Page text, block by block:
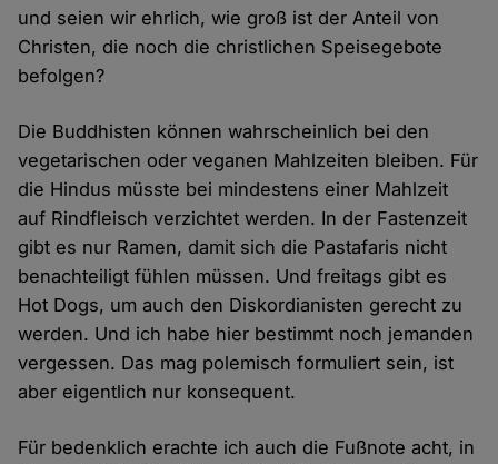
und seien wir ehrlich, wie groß ist der Anteil von
Christen, die noch die christlichen Speisegebote
befolgen?
Die Buddhisten können wahrscheinlich bei den
vegetarischen oder veganen Mahlzeiten bleiben. Für
die Hindus müsste bei mindestens einer Mahlzeit
auf Rindfleisch verzichtet werden. In der Fastenzeit
gibt es nur Ramen, damit sich die Pastafaris nicht
benachteiligt fühlen müssen. Und freitags gibt es
Hot Dogs, um auch den Diskordianisten gerecht zu
werden. Und ich habe hier bestimmt noch jemanden
vergessen. Das mag polemisch formuliert sein, ist
aber eigentlich nur konsequent.
Für bedenklich erachte ich auch die Fußnote acht, in